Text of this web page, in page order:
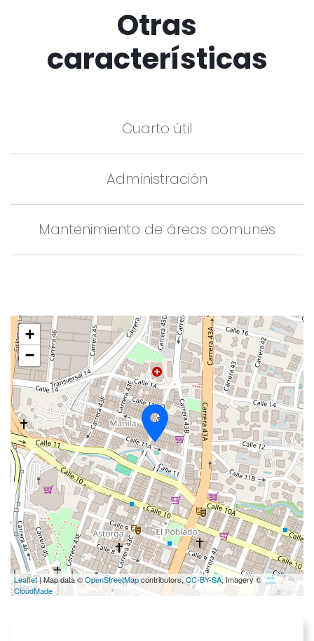
Otras
características
Cuarto útil
Administración
Mantenimiento de áreas comunes
+
−
200 m
500 ft
Leaflet| Map data ©OpenStreetMapcontributors,CC-BY-SA, Imagery ©
CloudMade